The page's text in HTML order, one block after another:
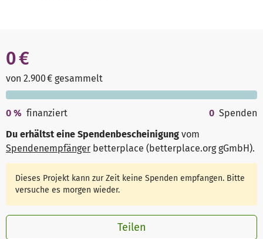
0 €
von 2.900 € gesammelt
0 % finanziert 0 Spenden
Du erhältst eine Spendenbescheinigung vom
Spendenempfänger betterplace (betterplace.org gGmbH).
Dieses Projekt kann zur Zeit keine Spenden empfangen. Bitte
versuche es morgen wieder.
Teilen